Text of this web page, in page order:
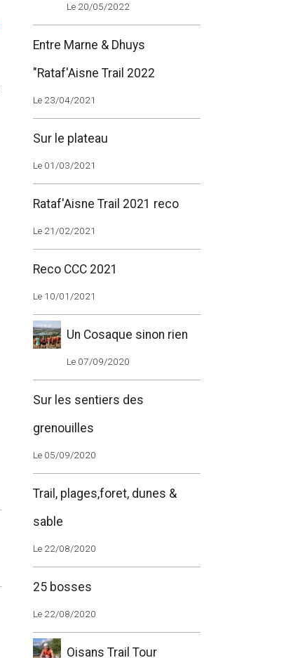
Le 20/05/2022
Entre Marne & Dhuys
"Rataf'Aisne Trail 2022
Le 23/04/2021
Sur le plateau
Le 01/03/2021
Rataf'Aisne Trail 2021 reco
Le 21/02/2021
Reco CCC 2021
Le 10/01/2021
Un Cosaque sinon rien
Le 07/09/2020
Sur les sentiers des
grenouilles
Le 05/09/2020
Trail, plages,foret, dunes &
sable
Le 22/08/2020
25 bosses
Le 22/08/2020
Oisans Trail Tour